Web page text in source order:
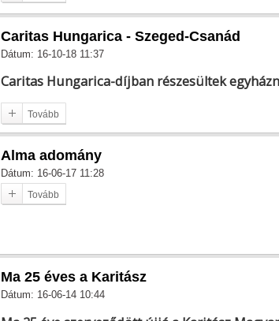
Caritas Hungarica - Szeged-Csanád
Dátum: 16-10-18 11:37
Caritas Hungarica-díjban részesültek
Tovább
Alma adomány
Dátum: 16-06-17 11:28
Tovább
Ma 25 éves a Karitász
Dátum: 16-06-14 10:44